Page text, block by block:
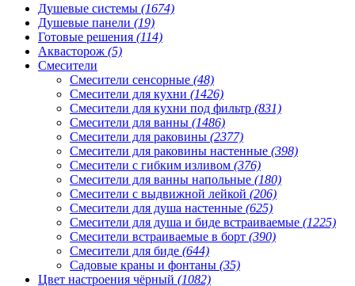
Душевые системы (1674)
Душевые панели (19)
Готовые решения (114)
Аквасторож (5)
Смесители
Смесители сенсорные (48)
Смесители для кухни (1426)
Смесители для кухни под фильтр (831)
Смесители для ванны (1486)
Смесители для раковины (2377)
Смесители для раковины настенные (398)
Смесители с гибким изливом (376)
Смесители для ванны напольные (180)
Смесители с выдвижной лейкой (206)
Смесители для душа настенные (625)
Смесители для душа и биде встраиваемые (1225)
Смесители встраиваемые в борт (390)
Смесители для биде (644)
Садовые краны и фонтаны (35)
Цвет настроения чёрный (1082)